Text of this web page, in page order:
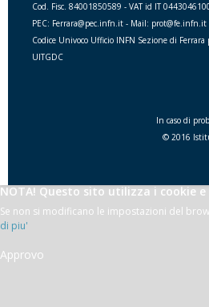
Cod. Fisc. 84001850589 - VAT id IT
PEC: Ferrara@pec.infn.it - Mail: prot@fe.infn.it
Codice Univoco Ufficio INFN Sezione di
UITGDC
In caso di
© 2016
NOTA! Questo sito utilizza i cookie
Se non si modificano le impostazioni del
di piu'
Approvo